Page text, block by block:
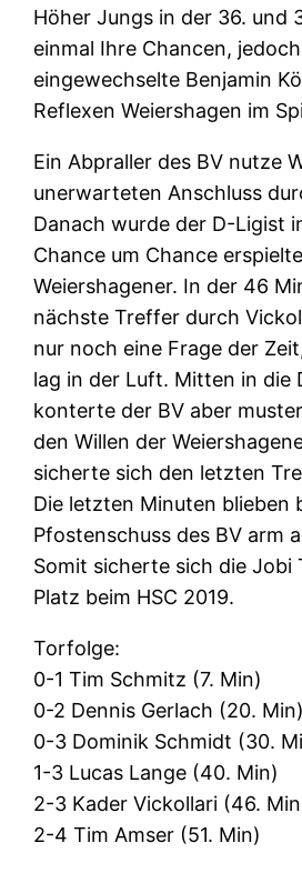
Höher Jungs in der 36. und
einmal Ihre Chancen,
eingewechselte Benjamin
Reflexen Weiershagen im
Ein Abpraller des BV nutze
unerwarteten Anschluss
Danach wurde der D-Ligist
Chance um Chance
Weiershagener. In der 46
nächste Treffer durch
nur noch eine Frage der
lag in der Luft. Mitten in die
konterte der BV aber
den Willen der
sicherte sich den letzten
Die letzten Minuten blieben
Pfostenschuss des BV arm
Somit sicherte sich die Jobi
Platz beim HSC 2019.
Torfolge:
0-1 Tim Schmitz (7. Min)
0-2 Dennis Gerlach (20. Min)
0-3 Dominik Schmidt (30.
1-3 Lucas Lange (40. Min)
2-3 Kader Vickollari (46.
2-4 Tim Amser (51. Min)